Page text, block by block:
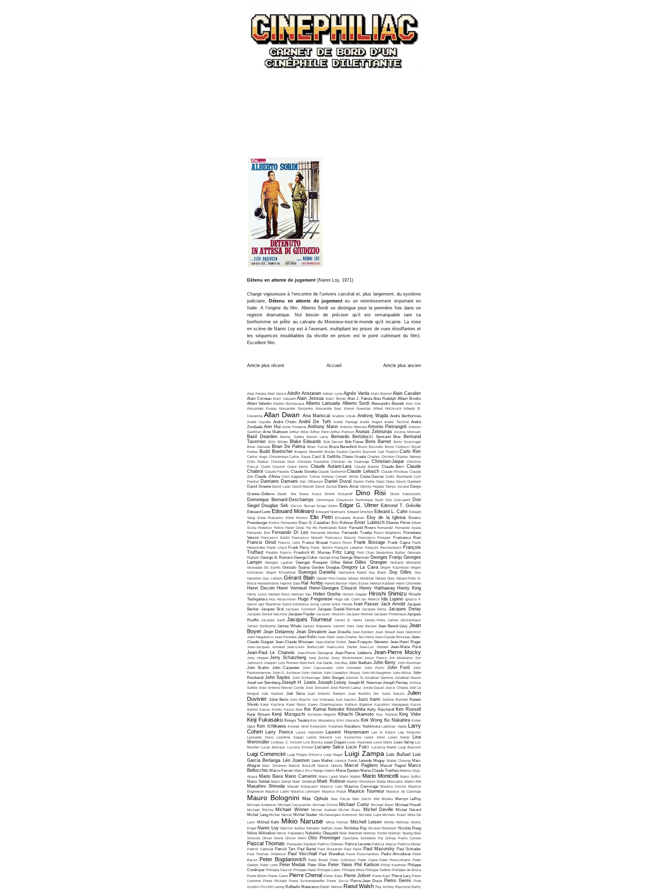
Détenu en attente de jugement (Nanni Loy, 1971)
Charge vigoureuse à l'encontre de l'univers carcéral et, plus largement, du système
judiciaire,
Détenu en attente de jugement eu un retentissement important en
Italie. A l'origine du film, Alberto Sordi se distingue pour la première fois dans un
registre dramatique. Nul besoin de préciser qu'il est remarquable tant sa
bonhommie se prête au calvaire du Monsieur-tout-le-monde qu'il incarne. La mise
en scène de Nanni Loy est à l'avenant, multipliant les prises de vues étouffantes et
les séquences inoubliables (la révolte en prison est le point culminant du film).
Excellent film.
Article plus récent Article plus ancien
Accueil
Abel Ferrara Abel Gance Adolfo Aristarain Adrian Lyne Agnès Varda Alain Bonnot Alain Cavalier
Alain Corneau Alain Jaspard Alain Jessua Alain Tanner Alan J. Pakula Alan Rudolph Albert Brooks
Albert Valentin Alberto Bevilacqua Alberto Lattuada Alberto Sordi Alessandro Blasetti Alex Cox
Alexander Esway Alexandre Dovjenko Alexandre Sery Alexeï Guerman Alfred Hitchcock Alfredo B.
Crevenna Allan Dwan Ana Mariscal Anatole Litvak Andrzej Wajda André Berthomieu
André Cayatte André Chotin André De Toth André Farwagi André Hugon André Téchiné André
Zwobada Ann Hui Anne Fontaine Anthony Mann Antonio Mercero Antonio Pietrangeli Antonio
Santillan Arne Mattsson Arthur Hiller Arthur Penn Arthur Pierson Arunas Zebriunas Azuma Morisaki
Basil Dearden Benny Safdie Benoit Lamy Bernardo Bertolucci Bertrand Blier
Bertrand
Tavernier Billy Wilder Blake Edwards Bob Decout Bob Fosse Boris Barnet Boris Szulzinger
Brian Damude Brian De Palma Brian Yuzna Bruce Beresford Bruno Bozzetto Bruno Corbucci Bryan
Forbes Budd Boetticher Burgess Meredith Buster Keaton Camillo Bazzoni Carl Froelich Carlo Rim
Carlos Hugo Christensen Carlos Saura Cecil B. DeMille Chano Urueta Charles Crichton Charles Nemes
Chris Marker Christian Gion Christian Paureilhe Christian de Chalonge Christian-Jaque
Christine
Pascal
Claire Clouzot Claire Denis Claude Autant-Lara Claude Barrois Claude Berri Claude
Chabrol
Claude Faraldo Claude Goretta Claude Guillemot Claude Lelouch Claude Pinoteau Claude
Zidi Claude d'Anna Colin Eggleston Coline Serreau Cornell Wilde Costa-Gavras Curtis Bernhardt Cyril
Frankel Damiano Damiani Dan O'Bannon Daniel Duval Daniel Petrie Daryl Duke David Gladwell
David Greene David Lean David Mamet David Zucker Denis Amar Dennis Hopper Denys Arcand Denys
Granier-Deferre
Derek Yee Diane Kurys Dimitri Kirsanoff Dino Risi Dinos Katsouridis
Dominique Bernard-Deschamps Dominique Chaussois Dominique Goult Don Coscarelli
Don
Siegel
Douglas Sirk Duccio Tessari Dziga Vertov Edgar G. Ulmer Edmond T. Gréville
Edouard Luntz Edouard Molinaro Edouard Niermans Edward Dmytryk Edward L. Cahn Edward
Yang Eldar Riazanov Elem Klimov Elio Petri Elisabeta Bostan Eloy de la Iglesia
Emeric
Pressburger Emilio Fernandez Enzo G. Castellari Eric Rohmer Ernst Lubitsch Etienne Périer Ettore
Scola Federico Fellini Fedor Ozep Fei Mu Ferdinando Baldi Fernand Rivers Fernandel Fernando Ayala
Fernando Birri Fernando Di Leo Fernando Mendez Fernando Trueba Flavio Mogherini
Florestano
Vancini Francesco Barilli Francesco Maselli Francesco Mazzei Francesco Prosperi Francesco Rosi
Francis Girod Francis Leroi Franco Brusati Franco Rossi Frank Borzage Frank Capra Frank
Henenlotter Frank Lloyd Frank Perry Frank Tashlin François Leterrier François Reichenbach François
Truffaut Freddie Francis Friedrich W. Murnau Fritz Lang Fruit Chan Geneviève Baïlac Gennaro
Righelli George A. Romero George Cukor George King George Sherman Georges Franju Georges
Lampin
Georges Lautner Georges Rouquier Gilles Béhat Gilles Grangier
Giuliano Montaldo
Giuseppe De Santis Gonzalo Suarez Gordon Douglas Gregory La Cava Grigori Kazintsev Grigori
Kromanov Grigori Tchoukhraï Gueorgui Danielia Guillaume Radot Guy Blanc Guy Gilles
Guy
Hamilton Guy Lefranc Gérard Blain Gérard Frot-Coutaz Gérard Mordillat Gérard Oury Gérard Pirès H.
Bruce Humberstone Hajime Sato Hal Ashby Harold Becker Harry Essex Helmut Käutner Henri Chomette
Henri Decoin Henri Verneuil Henri-Georges Clouzot Henry Hathaway Henry King
Henry Levin Herbert Ross Herman Yau Hideo Gosha Hiroshi Inagaki Hiroshi Shimizu Hiroshi
Teshigahara Hou Hsiao-hsien Hugo Fregonese Hugo del Carril Ian Merrick Ida Lupino Ignacio F.
Iquino Igor Talankine Ioulia Solntseva Irving Lerner Ishiro Honda Ivan Passer Jack Arnold Jacques
Becker Jacques Bral Jacques Constant Jacques Daniel-Norman Jacques Demy Jacques Deray
Jacques Doniol-Valcroze Jacques Feyder Jacques Houssin Jacques Monnet Jacques Poitrenaud Jacques
Rouffio Jacques Santi Jacques Tourneur James B. Harris James Foley James Glickenhaus
James Goldstone James Whale Janusz Majewski Jaromil Jires Jean Becker Jean Benoît-Lévy Jean
Boyer Jean Delannoy Jean Devaivre Jean Dréville Jean Epstein Jean Girault Jean Grémillon
Jean Negulesco Jean Pourtalé Jean Rollin Jean Stelli Jean-Charles Tacchella Jean-Claude Brisseau Jean-
Claude Guiguet Jean-Claude Missiaen Jean-Daniel Pollet Jean-François Stévenin Jean-Henri Roger
Jean-Jacques Annaud Jean-Louis Bertuccelli Jean-Louis Daniel Jean-Luc Godard Jean-Marie Poiré
Jean-Paul Le Chanois Jean-Pierre Desagnat Jean-Pierre Lefebvre Jean-Pierre Mocky
Jerry Hopper Jerry Schatzberg Jerry Zucker Jerzy Skolimowski Jesus Franco Jim Abrahams Jim
Jarmusch Joaquin Luis Romero Marchent Joe Dante Joe May John Badham John Berry John Boorman
John Brahm
John Carpenter John Cassavetes John Cromwell John Flynn John Ford
John
Frankenheimer John G. Avildsen John Harlow John Llewellyn Moxey John McNaughton John Milius John
Reinhardt John Sayles John Schlesinger John Sturges Johnnie To Jonathan Demme Jonathan Glazer
Josef von Sternberg Joseph H. Lewis Joseph Losey Joseph M. Newman Joseph Pevney Joshua
Safdie José Antonio Nieves Conde José Giovanni José Ramón Larraz Josée Dayan Joyce Chopra Joël Le
Moigné Joël Santoni Joël Séria Juan Antonio Bardem Juan Bustillo Oro Jules Dassin Julien
Duvivier Juliet Berto Julio Bracho Jun Ichikawa Just Jaeckin Juzo Itami Jérôme Bonnell Kaneto
Shindo Karel Kachina Karel Reisz Karen Chakhnazarov Kathryn Bigelow Kazuhiko Hasegawa Kazuo
Ikehiro Kazuo Kuroki Kazuo Mori Kei Kumai Keisuke Kinoshita Kelly Reichardt Ken Russell
Kenji Misumi Kenji Mizoguchi Kichitaro Negishi Kihachi Okamoto Kiju Yoshida King Vidor
Kinji Fukasaku Kinuyo Tanaka Kira Mouratova Kirio Urayama Kirk Wong Ko Nakahira Kohei
Oguri Kon Ichikawa Konrad Wolf Koreyoshi Kurahara Kozaburo Yoshimura Ladislao Vajda
Larry
Cohen Larry Peerce Lasse Hallström Laurent Heynemann Lee H. Katzin Lee Yong-min
Leonardo Favio
Leontine Sagan Leslie Stevens Lev Koulechov Lewis Allen Lewis Seiler
Lina
Wertmüller Lindsey C. Vickers Lino Brocka Louis Daquin Louis Feuillade Louis Malle Louis Valray Luc
Moullet Lucas Belvaux Luciano Emmer Luciano Salce Lucio Fulci Lucrecia Martel Luigi Bazzoni
Luigi Comencini Luigi Filippo D'Amico Luigi Magni Luigi Zampa Luis Buñuel
Luis
Garcia Berlanga Léo Joannon Léon Mathot Léonce Perret Léonide Moguy Mabel Cheung Marc
Allégret Marc Simenon Marcel Bozzuffi Marcel Ophuls Marcel Pagliero Marcel Pagnol
Marco
Bellocchio Marco Ferreri Marco Pico Margo Harkin Marie Epstein Marie-Claude Treilhou Marilou Diaz-
Abaya Mario Bava Mario Camerini Mario Landi Mario Mattoli Mario Monicelli Mario Soffici
Mario Soldati Mario Zampi Mark Goldblatt Mark Robson Marlen Khoutsiev Marta Meszaros Martin Ritt
Masahiro Shinoda Masaki Kobayashi Maurice Cam Maurice Cammage Maurice Cloche Maurice
Dugowson Maurice Labro Maurice Lehmann Maurice Pialat Maurice Tourneur Maurice de Canonge
Mauro Bolognini Max Ophuls Max Pécas Meir Zarchi Mel Brooks Mervyn LeRoy
Michael Anderson Michael Cacoyannis Michael Cimino Michael Curtiz Michael Mann Michael Powell
Michael Ritchie Michael Winner Michel Audiard Michel Blanc Michel Deville
Michel Gérard
Michel Lang Michel Nerval Michel Soutter Michelangelo Antonioni Michele Lupo Michele Soavi Mike De
Leon Mikhaïl Kalik Mikio Naruse Milos Forman Mitchell Leisen Monte Hellman Morris
Engel Nanni Loy Narciso Ibañez Serrador Nathan Juran Nicholas Ray Nicolas Ribowski Nicolas Roeg
Nikita Mikhalkov Nikos Papatakis Nobuhiko Obayashi Noel Marshall Norman Foster Norman Taurog Noël
Simsolo Oliver Stone Olivier Nolin Otto Preminger Ousmane Sembène Pal Zolnay Paolo Cavara
Pascal Thomas Pasquale Squitieri Patrice Chéreau Patrice Leconte Patricia Mazuy Patricia Moraz
Patrick Cabouat Patrick Tam Paul Bartel Paul Boujenah Paul Fejos Paul Mazursky Paul Schrader
Paul Thomas Anderson Paul Vecchiali Paul Wendkos Pavel Klouchantsev Pedro Almodovar Peter
Bacso
Peter Bogdanovich Peter Brook Peter Collinson Peter Crane Peter Fleischmann Peter
Gardos Peter Lorre Peter Medak Peter Weir Peter Yates Phil Karlson Philip Kaufman Philippe
Condroyer Philippe Faucon Philippe Harel Philippe Labro Philippe Mora Philippe Setbon Philippe de Broca
Pierre Billon Pierre Caron Pierre Chenal Pierre Etaix Pierre Jolivet Pierre Kast Pierre Lary Pierre
Lhomme Pierre Richard Pierre Schoendoerffer Pierre Zucca Pierre-Jean Ducis Pietro Germi Piotr
Szulkin Po-Chih Leong Raffaello Matarazzo Ralph Nelson Raoul Walsh Ray Ashley Raymond Bailly